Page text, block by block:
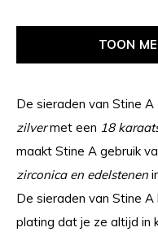
TOON
De sieraden van Stine
zilvermet een 18
maakt Stine A gebruik
zirconica en edelstenen
De sieraden van Stine
plating dat je ze altijd in